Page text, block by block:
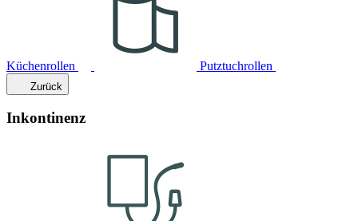
Küchenrollen Putztuchrollen
Zurück
Inkontinenz